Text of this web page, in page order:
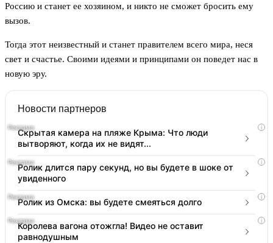
Россию и станет ее хозяином, и никто не сможет бросить ему
вызов.
Тогда этот неизвестный и станет правителем всего мира, неся
свет и счастье. Своими идеями и принципами он поведет нас в
новую эру.
Новости партнеров
i
Скрытая камера на пляже Крыма: Что люди
вытворяют, когда их не видят...
i
Ролик длится пару секунд, но вы будете в шоке от
увиденного
i
Ролик из Омска: вы будете смеяться долго
i
Королева вагона отожгла! Видео не оставит
равнодушным